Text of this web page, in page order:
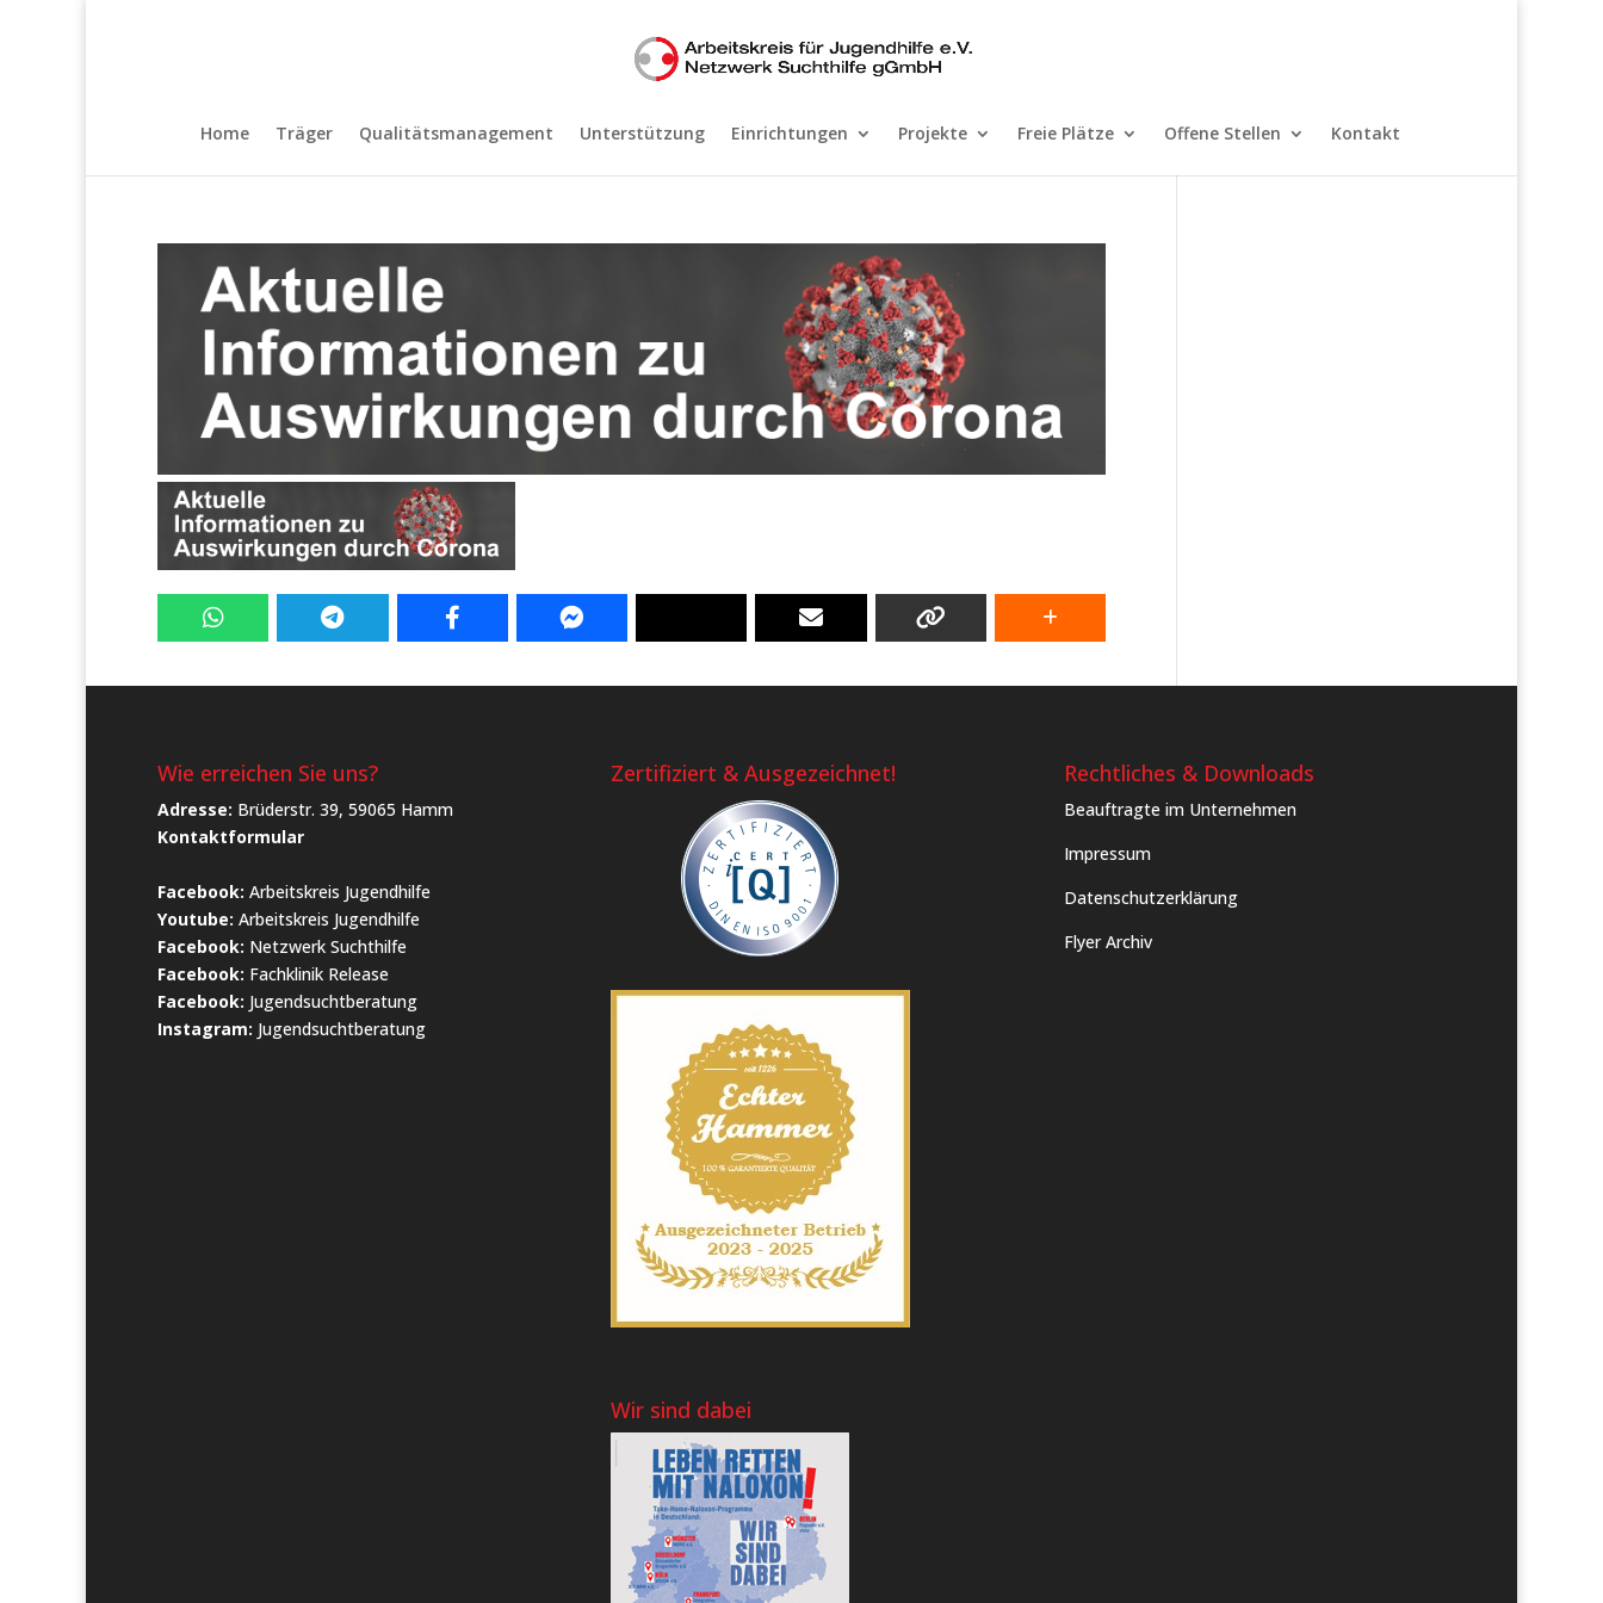
Home Träger Qualitätsmanagement Unterstützung Einrichtungen Projekte Freie Plätze Offene Stellen Kontakt
Wie erreichen Sie uns?
Adresse: Brüderstr. 39, 59065 Hamm
Kontaktformular
Facebook: Arbeitskreis Jugendhilfe
Youtube: Arbeitskreis Jugendhilfe
Facebook: Netzwerk Suchthilfe
Facebook: Fachklinik Release
Facebook: Jugendsuchtberatung
Instagram: Jugendsuchtberatung
Zertifiziert & Ausgezeichnet!
Wir sind dabei
Rechtliches & Downloads
Beauftragte im Unternehmen
Impressum
Datenschutzerklärung
Flyer Archiv